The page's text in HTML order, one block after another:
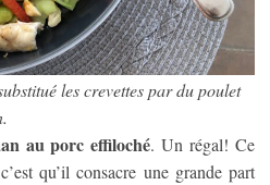
les crevettes par du poulet
au porc effiloché. Un régal! Ce
qu’il consacre une grande part